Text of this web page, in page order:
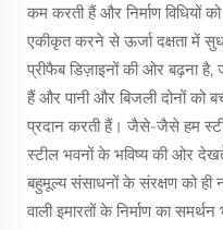
कम करती हैं और निर्माण
एकीकृत करने से ऊर्जा दक्षता में
प्रीफैब डिज़ाइनों की ओर बढ़ना
हैं और पानी और बिजली दोनों को
प्रदान करती हैं। जैसे-जैसे हम
स्टील भवनों के भविष्य की ओर
बहुमूल्य संसाधनों के संरक्षण को ही
वाली इमारतों के निर्माण का